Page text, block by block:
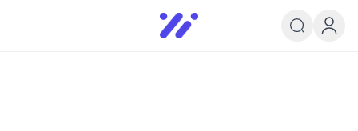
Infoedu
Ta&#039;lim xabarlari va